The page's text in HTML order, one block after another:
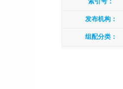
发布机构：
组配分类：